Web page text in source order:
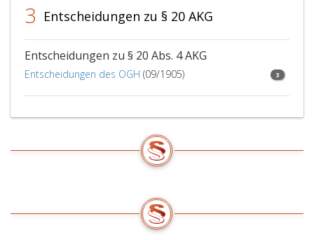
3 Entscheidungen zu § 20 AKG
Entscheidungen zu § 20 Abs. 4 AKG
Entscheidungen des OGH (09/1905) 3